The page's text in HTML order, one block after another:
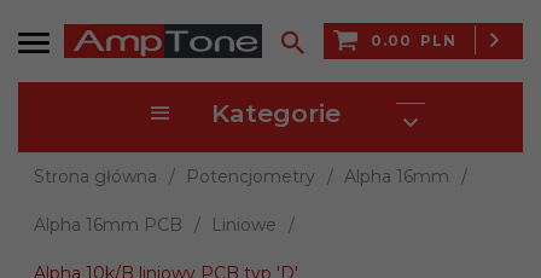
0.00 PLN
Kategorie
Strona główna Potencjometry Alpha 16mm
Alpha 16mm PCB Liniowe
Alpha 10k/B liniowy PCB typ 'D'